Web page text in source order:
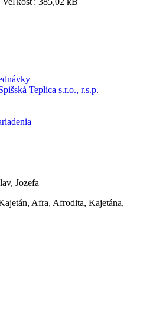
Teplica s.r.o., r.s.p.
Jozefa
Afra, Afrodita, Kajetána,